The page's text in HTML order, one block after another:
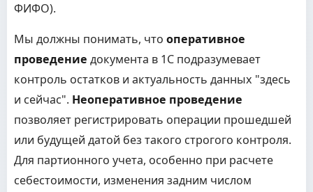
ФИФО).
Мы должны понимать, что оперативное
проведение документа в 1С подразумевает
контроль остатков и актуальность данных "здесь
и сейчас". Неоперативное проведение
позволяет регистрировать операции прошедшей
или будущей датой без такого строгого контроля.
Для партионного учета, особенно при расчете
себестоимости, изменения задним числом